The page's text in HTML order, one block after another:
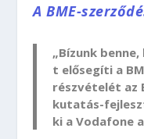
A BME-
„Bízunk
t elősegíti a
részvételét az
kutatás-
ki a Vodafone